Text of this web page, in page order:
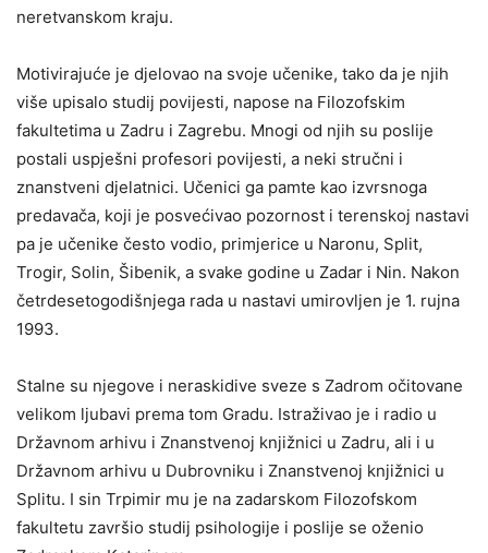
neretvanskom kraju.
Motivirajuće je djelovao na svoje učenike, tako da je njih
više upisalo studij povijesti, napose na Filozofskim
fakultetima u Zadru i Zagrebu. Mnogi od njih su poslije
postali uspješni profesori povijesti, a neki stručni i
znanstveni djelatnici. Učenici ga pamte kao izvrsnoga
predavača, koji je posvećivao pozornost i terenskoj nastavi
pa je učenike često vodio, primjerice u Naronu, Split,
Trogir, Solin, Šibenik, a svake godine u Zadar i Nin. Nakon
četrdesetogodišnjega rada u nastavi umirovljen je 1. rujna
1993.
Stalne su njegove i neraskidive sveze s Zadrom očitovane
velikom ljubavi prema tom Gradu. Istraživao je i radio u
Državnom arhivu i Znanstvenoj knjižnici u Zadru, ali i u
Državnom arhivu u Dubrovniku i Znanstvenoj knjižnici u
Splitu. I sin Trpimir mu je na zadarskom Filozofskom
fakultetu završio studij psihologije i poslije se oženio